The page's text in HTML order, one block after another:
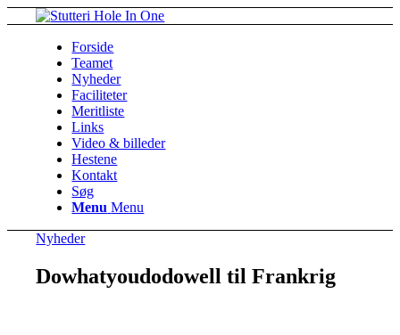
Forside
Teamet
Nyheder
Faciliteter
Meritliste
Links
Video & billeder
Hestene
Kontakt
Søg
Menu Menu
Nyheder
Dowhatyoudodowell til Frankrig